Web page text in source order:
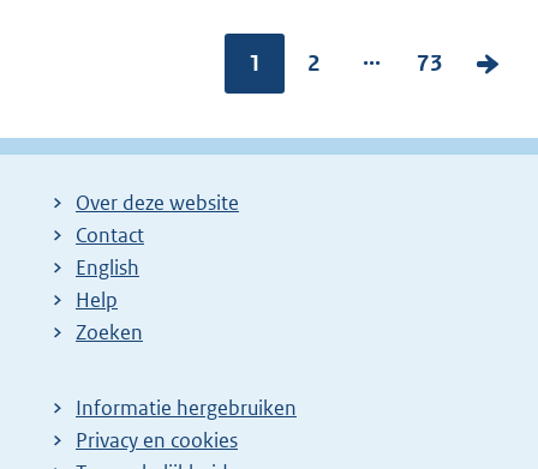
Pagina:
1
P
g
2 ...
P
g
73
V
l
Over deze website
Contact
English
Help
Zoeken
Informatie hergebruiken
Privacy en cookies